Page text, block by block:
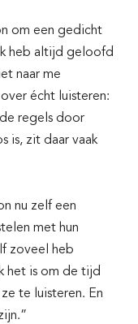
om een gedicht
heb altijd geloofd
naar me
écht luisteren:
regels door
is, zit daar vaak
nu zelf een
met hun
zoveel heb
het is om de tijd
te luisteren. En